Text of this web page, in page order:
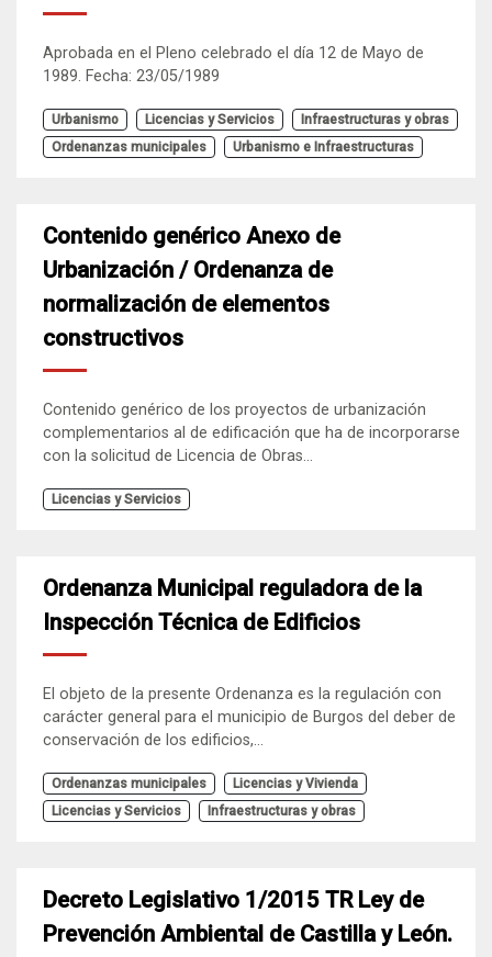
Aprobada en el Pleno celebrado el día 12 de Mayo de
1989. Fecha: 23/05/1989
Urbanismo Licencias y Servicios
Infraestructuras y obras
Ordenanzas municipales
Urbanismo e Infraestructuras
Contenido genérico Anexo de
Urbanización / Ordenanza de
normalización de elementos
constructivos
Contenido genérico de los proyectos de urbanización
complementarios al de edificación que ha de incorporarse
con la solicitud de Licencia de Obras...
Licencias y Servicios
Ordenanza Municipal reguladora de la
Inspección Técnica de Edificios
El objeto de la presente Ordenanza es la regulación con
carácter general para el municipio de Burgos del deber de
conservación de los edificios,...
Ordenanzas municipales
Licencias y Vivienda
Licencias y Servicios
Infraestructuras y obras
Decreto Legislativo 1/2015 TR Ley de
Prevención Ambiental de Castilla y León.